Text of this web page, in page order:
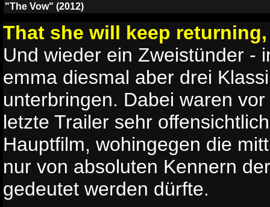
"The Vow" (2012)
That she will keep
Und wieder ein Zweistünder -
emma diesmal aber drei
unterbringen. Dabei waren
letzte Trailer sehr
Hauptfilm, wohingegen die
nur von absoluten Kennern
gedeutet werden dürfte.